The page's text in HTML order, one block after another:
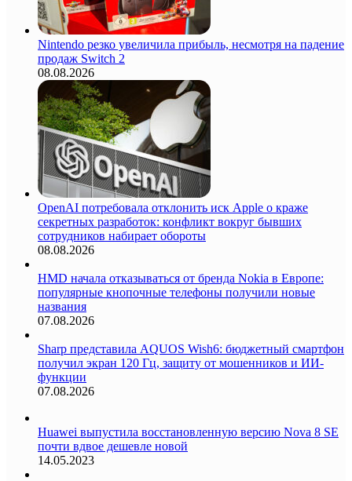
Nintendo резко увеличила прибыль, несмотря на падение
продаж Switch 2
08.08.2026
OpenAI потребовала отклонить иск Apple о краже
секретных разработок: конфликт вокруг бывших
сотрудников набирает обороты
08.08.2026
HMD начала отказываться от бренда Nokia в Европе:
популярные кнопочные телефоны получили новые
названия
07.08.2026
Sharp представила AQUOS Wish6: бюджетный смартфон
получил экран 120 Гц, защиту от мошенников и ИИ-
функции
07.08.2026
Huawei выпустила восстановленную версию Nova 8 SE
почти вдвое дешевле новой
14.05.2023